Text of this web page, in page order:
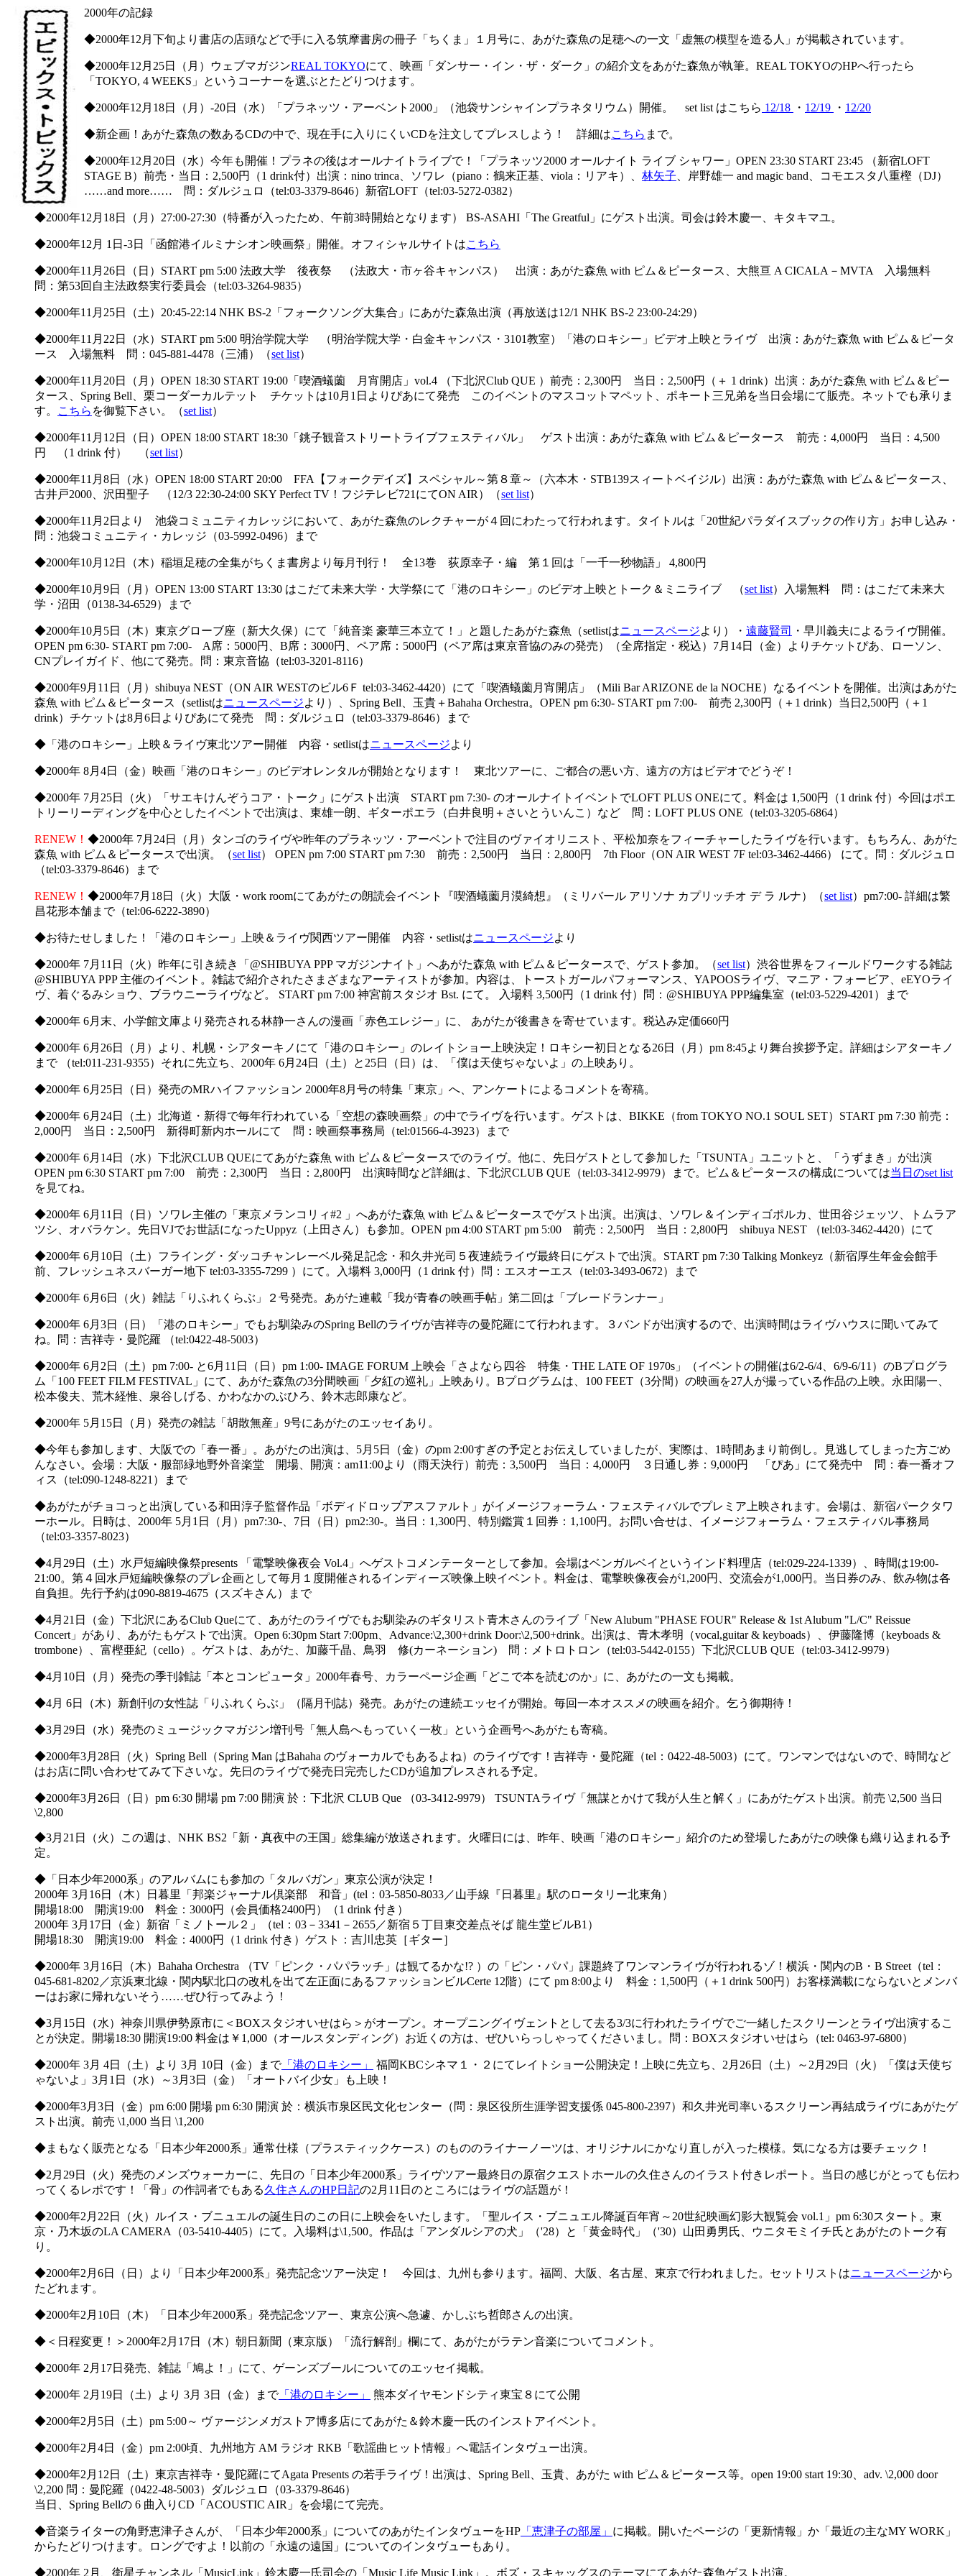
2000年の記録
◆2000年12月下旬より書店の店頭などで手に入る筑摩書房の冊子「ちくま」１月号に、あがた森魚の足穂への一文「虚無の模型を造る人」が掲載されています。
◆2000年12月25日（月）ウェブマガジンREAL TOKYOにて、映画「ダンサー・イン・ザ・ダーク」の紹介文をあがた森魚が執筆。REAL TOKYOのHPへ行ったら
「TOKYO, 4 WEEKS」というコーナーを選ぶとたどりつけます。
◆2000年12月18日（月）-20日（水）「プラネッツ・アーベント2000」（池袋サンシャインプラネタリウム）開催。 set list はこちら 12/18 ・ 12/19 ・ 12/20
◆新企画！あがた森魚の数あるCDの中で、現在手に入りにくいCDを注文してプレスしよう！ 詳細はこちら まで。
◆2000年12月20日（水）今年も開催！プラネの後はオールナイトライブで！「プラネッツ2000 オールナイト ライブ シャワー」OPEN 23:30 START 23:45 （新宿LOFT
STAGE B）前売・当日：2,500円（1 drink付）出演：nino trinca、ソワレ（piano：鶴来正基、viola：リアキ）、 林矢子 、岸野雄一 and magic band、コモエスタ八重樫（DJ）
……and more…… 問：ダルジュロ（tel:03-3379-8646）新宿LOFT（tel:03-5272-0382）
◆2000年12月18日（月）27:00-27:30（特番が入ったため、午前3時開始となります） BS-ASAHI「The Greatful」にゲスト出演。司会は鈴木慶一、キタキマユ。
◆2000年12月 1日-3日「函館港イルミナシオン映画祭」開催。オフィシャルサイトはこちら
◆2000年11月26日（日）START pm 5:00 法政大学 後夜祭 （法政大・市ヶ谷キャンパス） 出演：あがた森魚 with ピム＆ピータース、大熊亘 A CICALA－MVTA 入場無料
問：第53回自主法政祭実行委員会（tel:03-3264-9835）
◆2000年11月25日（土）20:45-22:14 NHK BS-2「フォークソング大集合」にあがた森魚出演（再放送は12/1 NHK BS-2 23:00-24:29）
◆2000年11月22日（水）START pm 5:00 明治学院大学 （明治学院大学・白金キャンパス・3101教室）「港のロキシー」ビデオ上映とライヴ 出演：あがた森魚 with ピム＆ピータ
ース 入場無料 問：045-881-4478（三浦）（set list）
◆2000年11月20日（月）OPEN 18:30 START 19:00「喫酒蟻薗 月宵開店」vol.4 （下北沢Club QUE ）前売：2,300円 当日：2,500円（＋ 1 drink）出演：あがた森魚 with ピム＆ピー
タース、Spring Bell、栗コーダーカルテット チケットは10月1日よりぴあにて発売 このイベントのマスコットマペット、ポキート三兄弟を当日会場にて販売。ネットでも承りま
す。
こちら を御覧下さい。（set list）
◆2000年11月12日（日）OPEN 18:00 START 18:30「銚子観音ストリートライブフェスティバル」 ゲスト出演：あがた森魚 with ピム＆ピータース 前売：4,000円 当日：4,500
円 （1 drink 付） （set list）
◆2000年11月8日（水）OPEN 18:00 START 20:00 FFA【フォークデイズ】スペシャル～第８章～（六本木・STB139スィートベイジル）出演：あがた森魚 with ピム＆ピータース、
古井戸2000、沢田聖子 （12/3 22:30-24:00 SKY Perfect TV！フジテレビ721にてON AIR）（set list）
◆2000年11月2日より 池袋コミュニティカレッジにおいて、あがた森魚のレクチャーが４回にわたって行われます。タイトルは「20世紀パラダイスブックの作り方」お申し込み・
問：池袋コミュニティ・カレッジ（03-5992-0496）まで
◆2000年10月12日（木）稲垣足穂の全集がちくま書房より毎月刊行！ 全13巻 荻原幸子・編 第１回は「一千一秒物語」 4,800円
◆2000年10月9日（月）OPEN 13:00 START 13:30 はこだて未来大学・大学祭にて「港のロキシー」のビデオ上映とトーク＆ミニライブ （set list）入場無料 問：はこだて未来大
学・沼田（0138-34-6529）まで
◆2000年10月5日（木）東京グローブ座（新大久保）にて「純音楽 豪華三本立て！」と題したあがた森魚（setlistはニュースページより）・ 遠藤賢司
・早川義夫によるライヴ開催。
OPEN pm 6:30- START pm 7:00- A席：5000円、B席：3000円、ペア席：5000円（ペア席は東京音協のみの発売）（全席指定・税込）7月14日（金）よりチケットぴあ、ローソン、
CNプレイガイド、他にて発売。問：東京音協（tel:03-3201-8116）
◆2000年9月11日（月）shibuya NEST（ON AIR WESTのビル6Ｆ tel:03-3462-4420）にて「喫酒蟻薗月宵開店」（Mili Bar ARIZONE de la NOCHE）なるイベントを開催。出演はあがた
森魚 with ピム＆ピータース（setlistはニュースページより）、Spring Bell、玉貴＋Bahaha Orchestra。OPEN pm 6:30- START pm 7:00- 前売 2,300円（＋1 drink）当日2,500円（＋1
drink）チケットは8月6日よりぴあにて発売 問：ダルジュロ（tel:03-3379-8646）まで
◆「港のロキシー」上映＆ライヴ東北ツアー開催 内容・setlistはニュースページより
◆2000年 8月4日（金）映画「港のロキシー」のビデオレンタルが開始となります！ 東北ツアーに、ご都合の悪い方、遠方の方はビデオでどうぞ！
◆2000年 7月25日（火）「サエキけんぞうコア・トーク」にゲスト出演 START pm 7:30- のオールナイトイベントでLOFT PLUS ONEにて。料金は 1,500円（1 drink 付）今回はポエ
トリーリーディングを中心としたイベントで出演は、東雄一朗、ギターポエラ（白井良明＋さいとういんこ）など 問：LOFT PLUS ONE（tel:03-3205-6864）
RENEW！ ◆2000年 7月24日（月）タンゴのライヴや昨年のプラネッツ・アーベントで注目のヴァイオリニスト、平松加奈をフィーチャーしたライヴを行います。もちろん、あがた
森魚 with ピム＆ピータースで出演。（set list） OPEN pm 7:00 START pm 7:30 前売：2,500円 当日：2,800円 7th Floor（ON AIR WEST 7F tel:03-3462-4466） にて。問：ダルジュロ
（tel:03-3379-8646）まで
RENEW！ ◆2000年7月18日（火）大阪・work roomにてあがたの朗読会イベント『喫酒蟻薗月漠綺想』（ミリバール アリソナ カプリッチオ デ ラ ルナ）（set list）pm7:00- 詳細は繁
昌花形本舗まで（tel:06-6222-3890）
◆お待たせしました！「港のロキシー」上映＆ライヴ関西ツアー開催 内容・setlistはニュースページより
◆2000年 7月11日（火）昨年に引き続き「@SHIBUYA PPP マガジンナイト」へあがた森魚 with ピム＆ピータースで、ゲスト参加。（set list）渋谷世界をフィールドワークする雑誌
@SHIBUYA PPP 主催のイベント。雑誌で紹介されたさまざまなアーティストが参加。内容は、トーストガールパフォーマンス、YAPOOSライヴ、マニア・フォービア、eEYOライ
ヴ、着ぐるみショウ、ブラウニーライヴなど。 START pm 7:00 神宮前スタジオ Bst. にて。 入場料 3,500円（1 drink 付）問：@SHIBUYA PPP編集室（tel:03-5229-4201）まで
◆2000年 6月末、小学館文庫より発売される林静一さんの漫画「赤色エレジー」に、 あがたが後書きを寄せています。税込み定価660円
◆2000年 6月26日（月）より、札幌・シアターキノにて「港のロキシー」のレイトショー上映決定！ロキシー初日となる26日（月）pm 8:45より舞台挨拶予定。詳細はシアターキノ
まで （tel:011-231-9355）それに先立ち、2000年 6月24日（土）と25日（日）は、「僕は天使ぢゃないよ」の上映あり。
◆2000年 6月25日（日）発売のMRハイファッション 2000年8月号の特集「東京」へ、アンケートによるコメントを寄稿。
◆2000年 6月24日（土）北海道・新得で毎年行われている「空想の森映画祭」の中でライヴを行います。ゲストは、BIKKE（from TOKYO NO.1 SOUL SET）START pm 7:30 前売：
2,000円 当日：2,500円 新得町新内ホールにて 問：映画祭事務局（tel:01566-4-3923）まで
◆2000年 6月14日（水）下北沢CLUB QUEにてあがた森魚 with ピム＆ピータースでのライヴ。他に、先日ゲストとして参加した「TSUNTA」ユニットと、「うずまき」が出演
OPEN pm 6:30 START pm 7:00 前売：2,300円 当日：2,800円 出演時間など詳細は、下北沢CLUB QUE（tel:03-3412-9979）まで。ピム＆ピータースの構成については当日のset list
を見てね。
◆2000年 6月11日（日）ソワレ主催の「東京メランコリィ#2 」へあがた森魚 with ピム＆ピータースでゲスト出演。出演は、ソワレ＆インディゴポルカ、世田谷ジェッツ、トムラア
ツシ、オバラケン。先日VJでお世話になったUppyz（上田さん）も参加。OPEN pm 4:00 START pm 5:00 前売：2,500円 当日：2,800円 shibuya NEST （tel:03-3462-4420）にて
◆2000年 6月10日（土）フライング・ダッコチャンレーベル発足記念・和久井光司５夜連続ライヴ最終日にゲストで出演。START pm 7:30 Talking Monkeyz（新宿厚生年金会館手
前、フレッシュネスバーガー地下 tel:03-3355-7299 ）にて。入場料 3,000円（1 drink 付）問：エスオーエス（tel:03-3493-0672）まで
◆2000年 6月6日（火）雑誌「りふれくらぶ」２号発売。あがた連載「我が青春の映画手帖」第二回は「ブレードランナー」
◆2000年 6月3日（日）「港のロキシー」でもお馴染みのSpring Bellのライヴが吉祥寺の曼陀羅にて行われます。３バンドが出演するので、出演時間はライヴハウスに聞いてみて
ね。問：吉祥寺・曼陀羅 （tel:0422-48-5003）
◆2000年 6月2日（土）pm 7:00- と6月11日（日）pm 1:00- IMAGE FORUM 上映会「さよなら四谷 特集・THE LATE OF 1970s」（イベントの開催は6/2-6/4、6/9-6/11）のBプログラ
ム「100 FEET FILM FESTIVAL」にて、あがた森魚の3分間映画「夕紅の巡礼」上映あり。Bプログラムは、100 FEET（3分間）の映画を27人が撮っている作品の上映。永田陽一、
松本俊夫、荒木経惟、泉谷しげる、かわなかのぶひろ、鈴木志郎康など。
◆2000年 5月15日（月）発売の雑誌「胡散無産」9号にあがたのエッセイあり。
◆今年も参加します、大阪での「春一番」。あがたの出演は、5月5日（金）のpm 2:00すぎの予定とお伝えしていましたが、実際は、1時間あまり前倒し。見逃してしまった方ごめ
んなさい。会場：大阪・服部緑地野外音楽堂 開場、開演：am11:00より（雨天決行）前売：3,500円 当日：4,000円 ３日通し券：9,000円 「ぴあ」にて発売中 問：春一番オフ
ィス（tel:090-1248-8221）まで
◆あがたがチョコっと出演している和田淳子監督作品「ボディドロップアスファルト」がイメージフォーラム・フェスティバルでプレミア上映されます。会場は、新宿パークタワ
ーホール。日時は、2000年 5月1日（月）pm7:30-、7日（日）pm2:30-。当日：1,300円、特別鑑賞１回券：1,100円。お問い合せは、イメージフォーラム・フェスティバル事務局
（tel:03-3357-8023）
◆4月29日（土）水戸短編映像祭presents 「電撃映像夜会 Vol.4」へゲストコメンテーターとして参加。会場はベンガルベイというインド料理店（tel:029-224-1339）、時間は19:00-
21:00。第４回水戸短編映像祭のプレ企画として毎月１度開催されるインディーズ映像上映イベント。料金は、電撃映像夜会が1,200円、交流会が1,000円。当日券のみ、飲み物は各
自負担。先行予約は090-8819-4675（スズキさん）まで
◆4月21日（金）下北沢にあるClub Queにて、あがたのライヴでもお馴染みのギタリスト青木さんのライブ「New Alubum "PHASE FOUR" Release & 1st Alubum "L/C" Reissue
Concert」があり、あがたもゲストで出演。Open 6:30pm Start 7:00pm、Advance:\2,300+drink Door:\2,500+drink。出演は、青木孝明（vocal,guitar & keyboads）、伊藤隆博（keyboads &
trombone）、富樫亜紀（cello）。ゲストは、あがた、加藤千晶、鳥羽 修(カーネーション) 問：メトロトロン（tel:03-5442-0155）下北沢CLUB QUE（tel:03-3412-9979）
◆4月10日（月）発売の季刊雑誌「本とコンピュータ」2000年春号、カラーページ企画「どこで本を読むのか」に、あがたの一文も掲載。
◆4月 6日（木）新創刊の女性誌「りふれくらぶ」（隔月刊誌）発売。あがたの連続エッセイが開始。毎回一本オススメの映画を紹介。乞う御期待！
◆3月29日（水）発売のミュージックマガジン増刊号「無人島へもっていく一枚」という企画号へあがたも寄稿。
◆2000年3月28日（火）Spring Bell（Spring Man はBahaha のヴォーカルでもあるよね）のライヴです！吉祥寺・曼陀羅（tel：0422-48-5003）にて。ワンマンではないので、時間など
はお店に問い合わせてみて下さいな。先日のライヴで発売日完売したCDが追加プレスされる予定。
◆2000年3月26日（日）pm 6:30 開場 pm 7:00 開演 於：下北沢 CLUB Que （03-3412-9979） TSUNTAライヴ「無謀とかけて我が人生と解く」にあがたゲスト出演。前売 \2,500 当日
\2,800
◆3月21日（火）この週は、NHK BS2「新・真夜中の王国」総集編が放送されます。火曜日には、昨年、映画「港のロキシー」紹介のため登場したあがたの映像も織り込まれる予
定。
◆「日本少年2000系」のアルバムにも参加の「タルバガン」東京公演が決定！
2000年 3月16日（木）日暮里「邦楽ジャーナル倶楽部 和音」(tel：03-5850-8033／山手線『日暮里』駅のロータリー北東角）
開場18:00 開演19:00 料金：3000円（会員価格2400円）（1 drink 付き）
2000年 3月17日（金）新宿「ミノトール２」（tel：03－3341－2655／新宿５丁目東交差点そば 龍生堂ビルB1）
開場18:30 開演19:00 料金：4000円（1 drink 付き）ゲスト：吉川忠英［ギター］
◆2000年 3月16日（木）Bahaha Orchestra （TV「ピンク・パパラッチ」は観てるかな!? ）の「ピン・パパ」課題終了ワンマンライヴが行われるゾ！横浜・関内のB・B Street（tel：
045-681-8202／京浜東北線・関内駅北口の改札を出て左正面にあるファッションビルCerte 12階）にて pm 8:00より 料金：1,500円（＋1 drink 500円）お客様満載にならないとメンバ
ーはお家に帰れないそう……ぜひ行ってみよう！
◆3月15日（水）神奈川県伊勢原市に＜BOXスタジオいせはら＞がオープン。オープニングイヴェントとして去る3/3に行われたライヴでご一緒したスクリーンとライヴ出演するこ
とが決定。開場18:30 開演19:00 料金は￥1,000（オールスタンディング）お近くの方は、ぜひいらっしゃってくださいまし。問：BOXスタジオいせはら（tel: 0463-97-6800）
◆2000年 3月 4日（土）より 3月 10日（金）まで「港のロキシー」
福岡KBCシネマ１・２にてレイトショー公開決定！上映に先立ち、2月26日（土）～2月29日（火）「僕は天使ぢ
ゃないよ」3月1日（水）～3月3日（金）「オートバイ少女」も上映！
◆2000年3月3日（金）pm 6:00 開場 pm 6:30 開演 於：横浜市泉区民文化センター（問：泉区役所生涯学習支援係 045-800-2397）和久井光司率いるスクリーン再結成ライヴにあがたゲ
スト出演。前売 \1,000 当日 \1,200
◆まもなく販売となる「日本少年2000系」通常仕様（プラスティックケース）のもののライナーノーツは、オリジナルにかなり直しが入った模様。気になる方は要チェック！
◆2月29日（火）発売のメンズウォーカーに、先日の「日本少年2000系」ライヴツアー最終日の原宿クエストホールの久住さんのイラスト付きレポート。当日の感じがとっても伝わ
ってくるレポです！「骨」の作詞者でもある久住さんのHP日記の2月11日のところにはライヴの話題が！
◆2000年2月22日（火）ルイス・ブニュエルの誕生日のこの日に上映会をいたします。「聖ルイス・ブニュエル降誕百年宵～20世紀映画幻影大観覧会 vol.1」pm 6:30スタート。東
京・乃木坂のLA CAMERA（03-5410-4405）にて。入場料は\1,500。作品は「アンダルシアの犬」（'28）と「黄金時代」（'30）山田勇男氏、ウニタモミイチ氏とあがたのトーク有
り。
◆2000年2月6日（日）より「日本少年2000系」発売記念ツアー決定！ 今回は、九州も参ります。福岡、大阪、名古屋、東京で行われました。セットリストはニュースページから
たどれます。
◆2000年2月10日（木）「日本少年2000系」発売記念ツアー、東京公演へ急遽、かしぶち哲郎さんの出演。
◆＜日程変更！＞2000年2月17日（木）朝日新聞（東京版）「流行解剖」欄にて、あがたがラテン音楽についてコメント。
◆2000年 2月17日発売、雑誌「鳩よ！」にて、ゲーンズブールについてのエッセイ掲載。
◆2000年 2月19日（土）より 3月 3日（金）まで「港のロキシー」 熊本ダイヤモンドシティ東宝８にて公開
◆2000年2月5日（土）pm 5:00～ ヴァージンメガストア博多店にてあがた＆鈴木慶一氏のインストアイベント。
◆2000年2月4日（金）pm 2:00頃、九州地方 AM ラジオ RKB「歌謡曲ヒット情報」へ電話インタヴュー出演。
◆2000年2月12日（土）東京吉祥寺・曼陀羅にてAgata Presents の若手ライヴ！出演は、Spring Bell、玉貴、あがた with ピム＆ピータース等。open 19:00 start 19:30、adv. \2,000 door
\2,200 問：曼陀羅（0422-48-5003）ダルジュロ（03-3379-8646）
当日、Spring Bellの 6 曲入りCD「ACOUSTIC AIR」を会場にて完売。
◆音楽ライターの角野恵津子さんが、「日本少年2000系」についてのあがたインタヴューをHP 「恵津子の部屋」 に掲載。開いたページの「更新情報」か「最近の主なMY WORK」
からたどりつけます。ロングですよ！以前の「永遠の遠国」についてのインタヴューもあり。
◆2000年 2月、衛星チャンネル「MusicLink」鈴木慶一氏司会の「Music Life Music Link」。ボズ・スキャッグスのテーマにてあがた森魚ゲスト出演。